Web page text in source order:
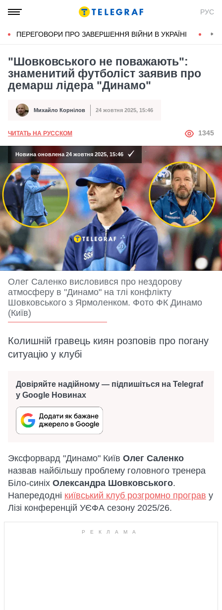
РУС
ПЕРЕГОВОРИ ПРО ЗАВЕРШЕННЯ ВІЙНИ В УКРАЇНІ
"Шовковського не поважають":
знаменитий футболіст заявив про
демарш лідера "Динамо"
Автор Михайло Корнілов
Дата публікації 24 жовтня 2025, 15:46
ЧИТАТЬ НА РУССКОМ АВТОР
1345
Новина оновлена 24 жовтня 2025, 15:46
Олег Саленко висловився про нездорову
атмосферу в "Динамо" на тлі конфлікту
Шовковського з Ярмоленком. Фото ФК Динамо
(Київ)
Колишній гравець киян розповів про погану
ситуацію у клубі
Довіряйте надійному — підпишіться на Telegraf
у Google Новинах
Эксфорвард "Динамо" Київ Олег Саленко
назвав найбільшу проблему головного тренера
Біло-синіх Олександра Шовковського.
Напередодні київський клуб розгромно програв у
Лізі конференцій УЄФА сезону 2025/26.